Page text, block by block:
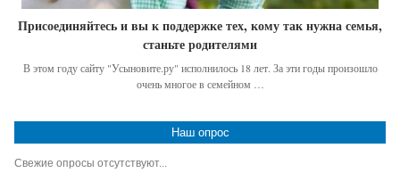
Присоединяйтесь и вы к поддержке тех, кому так нужна семья,
станьте родителями
В этом году сайту "Усыновите.ру" исполнилось 18 лет. За эти годы произошло
очень многое в семейном …
Наш опрос
Свежие опросы отсутствуют...